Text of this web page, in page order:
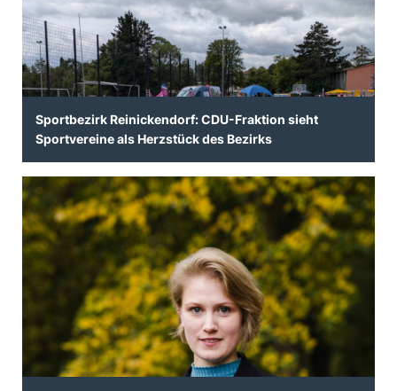
Sportbezirk Reinickendorf: CDU-Fraktion sieht
Sportvereine als Herzstück des Bezirks